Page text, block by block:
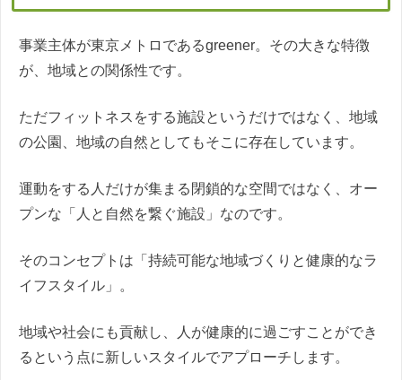
事業主体が東京メトロであるgreener。その大きな特徴
が、地域との関係性です。
ただフィットネスをする施設というだけではなく、地域
の公園、地域の自然としてもそこに存在しています。
運動をする人だけが集まる閉鎖的な空間ではなく、オー
プンな「人と自然を繋ぐ施設」なのです。
そのコンセプトは「持続可能な地域づくりと健康的なラ
イフスタイル」。
地域や社会にも貢献し、人が健康的に過ごすことができ
るという点に新しいスタイルでアプローチします。